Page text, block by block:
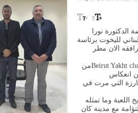
الدكتورة نورا
لليخوت برئاسة
الان مطر
من
انعكاس
التي مرت في
اللعبة وما تمثله
مع مدينة كان